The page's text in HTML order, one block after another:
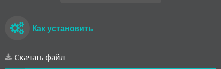
Как установить
Скачать файл